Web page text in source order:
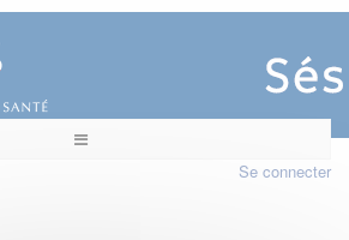
Se connecter